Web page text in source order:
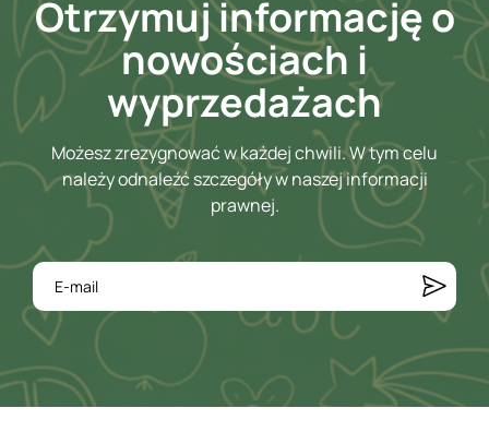
Otrzymuj informację o
nowościach i
wyprzedażach
Możesz zrezygnować w każdej chwili. W tym celu
należy odnaleźć szczegóły w naszej informacji
prawnej.